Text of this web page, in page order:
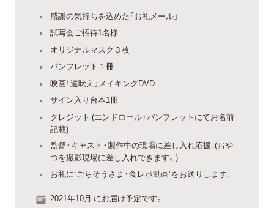
感謝の気持ちを込めた「お礼メール」
試写会ご招待1名様
オリジナルマスク３枚
パンフレット１冊
映画「遠吠え」メイキングDVD
サイン入り台本1冊
クレジット (エンドロール+パンフレットにてお名前
記載)
監督・キャスト・製作中の現場に差し入れ応援！(おや
つを撮影現場に差し入れできます。)
お礼に”ごちそうさま・食レポ動画”をお送りします！
2021年10月 にお届け予定です。